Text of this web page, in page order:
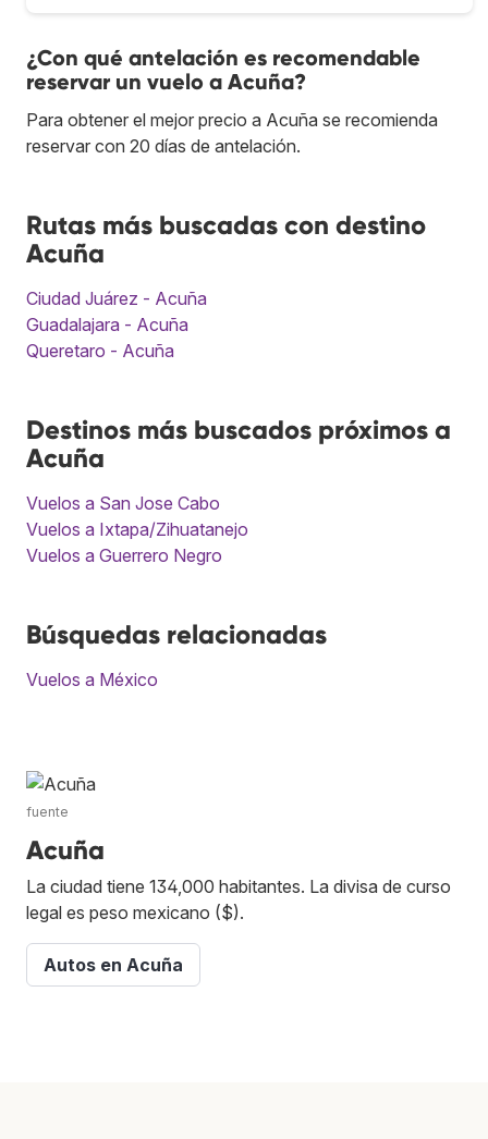
¿Con qué antelación es recomendable
reservar un vuelo a Acuña?
Para obtener el mejor precio a Acuña se recomienda
reservar con 20 días de antelación.
Rutas más buscadas con destino
Acuña
Ciudad Juárez - Acuña
Guadalajara - Acuña
Queretaro - Acuña
Destinos más buscados próximos a
Acuña
Vuelos a San Jose Cabo
Vuelos a Ixtapa/Zihuatanejo
Vuelos a Guerrero Negro
Búsquedas relacionadas
Vuelos a México
fuente
Acuña
La ciudad tiene 134,000 habitantes. La divisa de curso
legal es peso mexicano ($).
Autos en Acuña